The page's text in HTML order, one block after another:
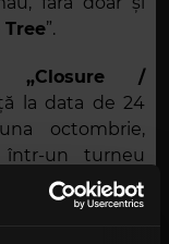
Tree”.
„Closure /
la data de 24
octombrie,
într-un turneu